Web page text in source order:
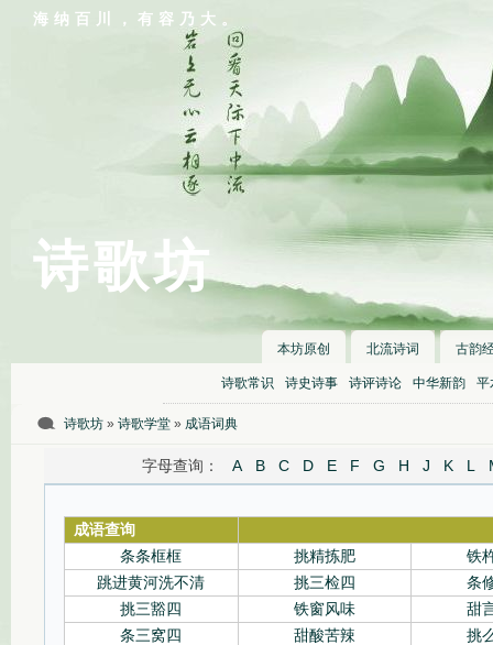
诗歌坊
海纳百川，有容乃大。
本坊原创 北流诗词 古韵
诗歌常识 诗史诗事 诗评诗论 中华新韵 平
诗歌坊 » 诗歌学堂 » 成语词典
字母查询： A B C D E F G H J K L
成语查询
条条框框
挑精拣肥
铁
跳进黄河洗不清
挑三检四
条
挑三豁四
铁窗风味
甜
条三窝四
甜酸苦辣
挑